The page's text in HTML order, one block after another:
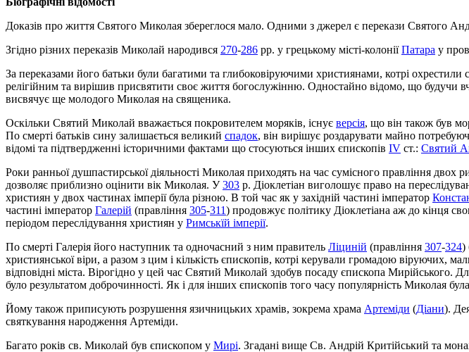
Доказів про життя Святого Миколая збереглося мало. Одними з джерел є перекази Святого
Згідно різних переказів Миколай народився 270-286 рр. у грецькому місті-колоніїПатара у
За переказами його батьки були багатими та глибоковіруючими християнами, котрі
релігійним та вирішив присвятити своє життя богослужінню. Одностайно відомо, що
висвячує ще молодого Миколая на священика.
Оскільки Святий Миколай вважається покровителем моряків, існує версія, що він також був
По смерті батьків сину залишається великий спадок, він вирішує роздарувати майно
відомі та підтвердженні історичними фактами що стосуються інших єпископів IV ст.: Святий
Роки ранньої душпастирської діяльності Миколая приходять на час сумісного правління двох
дозволяє приблизно оцінити вік Миколая. У303 р. Діоклетіан виголошує право на
християн у двох частинах імперії була різною. В той час як у західній частині імператор
частині імператор Галерій (правління 305-311) продовжує політику Діоклетіана аж до кінця
періодом переслідування християн у Римськїй імперії.
По смерті Галерія його наступник та одночасний з ним правитель Ліциній (правління 307-324)
християнської віри, а разом з цим і кількість єпископів, котрі керували громадою
відповідні міста. Вірогідно у цей час Святий Миколай здобув посаду єпископа Мирійського.
було результатом доброчинності. Як і для інших єпископів того часу популярність Миколая
Йому також приписують розрушення язичницьких храмів, зокрема храма Артеміди (Діани).
святкування народження Артеміди.
Багато років св. Миколай був єпископом у Мирі. Згадані вище Св. Андрій Критійський та